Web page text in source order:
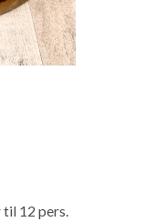
til 12 pers.